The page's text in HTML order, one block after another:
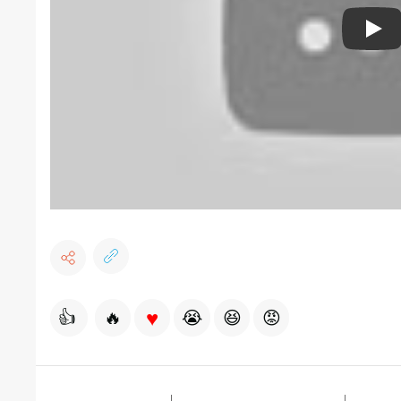
👍 🔥 ♥ 😭 😆 😡